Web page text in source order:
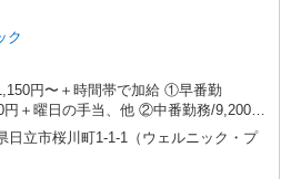
ク
円〜＋時間帯で加給 ①早番勤
円＋曜日の手当、他 ②中番勤務/9,200円
当、他 ③遅番勤務/10,136円＋曜日の手
日曜・祝日出勤手当あり 日曜：2,000
日立市桜川町1-1-1（ウェルニック・プ